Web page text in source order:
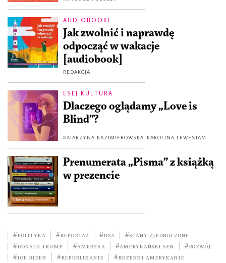
AUDIOBOOKI
Jak zwolnić i naprawdę
odpocząć w wakacje
[audiobook]
REDAKCJA
ESEJ KULTURA
Dlaczego oglądamy „Love is
Blind”?
KATARZYNA KAZIMIEROWSKA KAROLINA LEWESTAM
Prenumerata „Pisma” z książką
w prezencie
#polityka #reportaż #USA
#Stany Zjednoczone
#Donald Trump
#Ameryka #Amerykański Sen
#rozwój
#Joe Biden
#republikanie
#rdzenni Amerykanie